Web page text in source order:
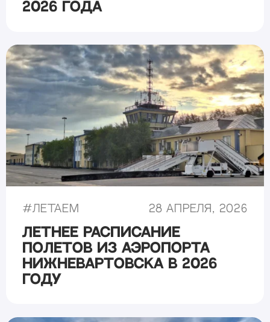
2026 года
#Летаем 28 апреля, 2026
Летнее расписание
полетов из аэропорта
Нижневартовска в 2026
году